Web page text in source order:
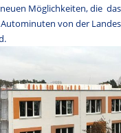
Möglichkeiten, die
von der